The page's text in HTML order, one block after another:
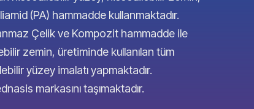
(PA) hammadde kullanmaktadır.
Çelik ve Kompozit hammadde ile
zemin, üretiminde kullanılan tüm
yüzey imalatı yapmaktadır.
markasını taşımaktadır.